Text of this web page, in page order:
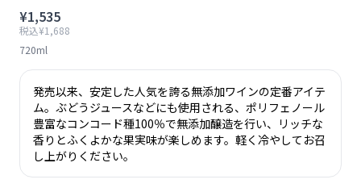
¥1,535
税込¥1,688
720ml
発売以来、安定した人気を誇る無添加ワインの定番アイテ
ム。ぶどうジュースなどにも使用される、ポリフェノール
豊富なコンコード種100％で無添加醸造を行い、リッチな
香りとふくよかな果実味が楽しめます。軽く冷やしてお召
し上がりください。